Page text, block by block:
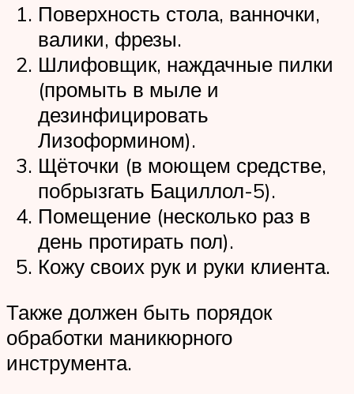
Поверхность стола, ванночки,
валики, фрезы.
Шлифовщик, наждачные пилки
(промыть в мыле и
дезинфицировать
Лизоформином).
Щёточки (в моющем средстве,
побрызгать Бациллол-5).
Помещение (несколько раз в
день протирать пол).
Кожу своих рук и руки клиента.
Также должен быть порядок
обработки маникюрного
инструмента.